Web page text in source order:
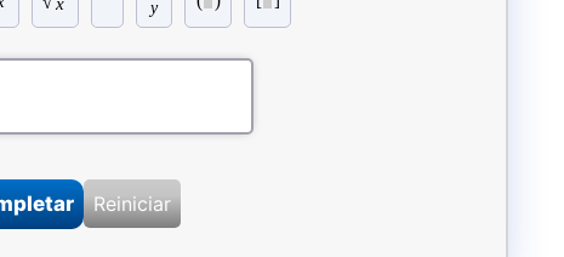
y
Reiniciar